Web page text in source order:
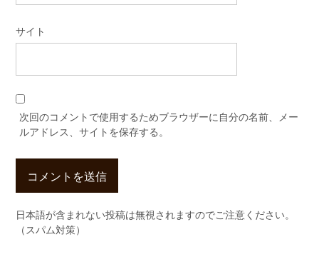
サイト
次回のコメントで使用するためブラウザーに自分の名前、メー
ルアドレス、サイトを保存する。
日本語が含まれない投稿は無視されますのでご注意ください。
（スパム対策）